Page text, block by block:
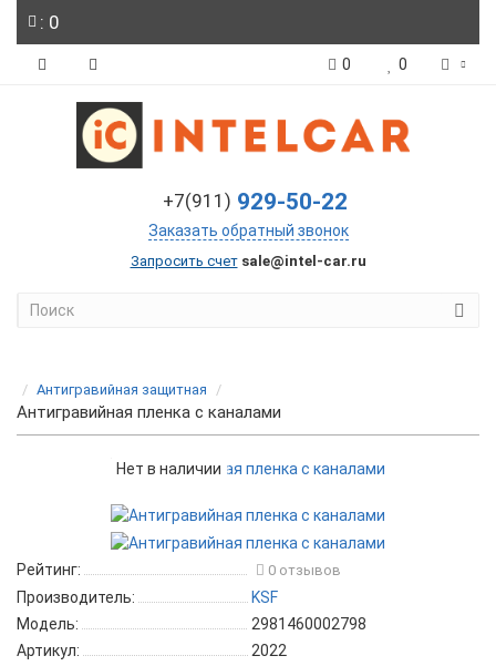
: 0
0 0
+7(911) 929-50-22
Заказать обратный звонок
Запросить счет sale@intel-car.ru
Антигравийная защитная
Антигравийная пленка с каналами
Нет в наличии
Рейтинг: 0 отзывов
Производитель:
KSF
Модель:
2981460002798
Артикул:
2022